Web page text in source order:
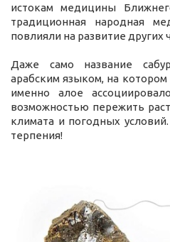
истокам медицины
традиционная народная
повлияли на развитие других
Даже само название
арабским языком, на
именно алое
возможностью пережить
климата и погодных
терпения!